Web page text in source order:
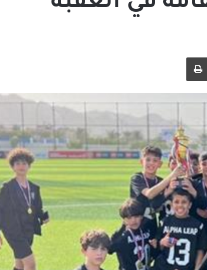
البريد طباعة